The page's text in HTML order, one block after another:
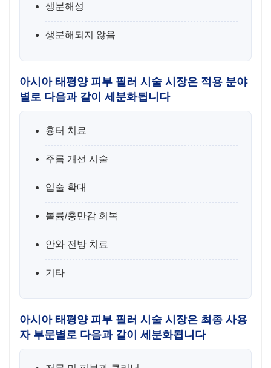
생분해성
생분해되지 않음
아시아 태평양 피부 필러 시술 시장은 적용 분야
별로 다음과 같이 세분화됩니다
흉터 치료
주름 개선 시술
입술 확대
볼륨/충만감 회복
안와 전방 치료
기타
아시아 태평양 피부 필러 시술 시장은 최종 사용
자 부문별로 다음과 같이 세분화됩니다